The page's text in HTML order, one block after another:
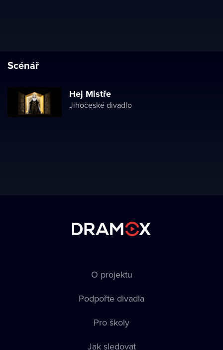
Scénář
Hej Mistře
Jihočeské divadlo
O projektu
Podpořte divadla
Pro školy
Jak sledovat